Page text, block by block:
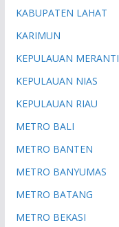
KABUPATEN LAHAT
KARIMUN
KEPULAUAN MERANTI
KEPULAUAN NIAS
KEPULAUAN RIAU
METRO BALI
METRO BANTEN
METRO BANYUMAS
METRO BATANG
METRO BEKASI